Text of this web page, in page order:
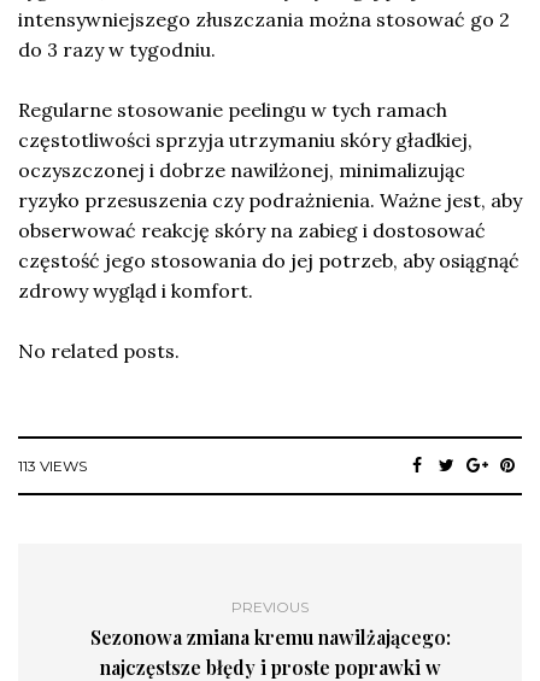
intensywniejszego złuszczania można stosować go 2
do 3 razy w tygodniu.
Regularne stosowanie peelingu w tych ramach
częstotliwości sprzyja utrzymaniu skóry gładkiej,
oczyszczonej i dobrze nawilżonej, minimalizując
ryzyko przesuszenia czy podrażnienia. Ważne jest, aby
obserwować reakcję skóry na zabieg i dostosować
częstość jego stosowania do jej potrzeb, aby osiągnąć
zdrowy wygląd i komfort.
No related posts.
113 VIEWS
PREVIOUS
Sezonowa zmiana kremu nawilżającego:
najczęstsze błędy i proste poprawki w